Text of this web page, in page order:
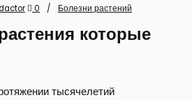
0 Болезни растений
которые
тысячелетий